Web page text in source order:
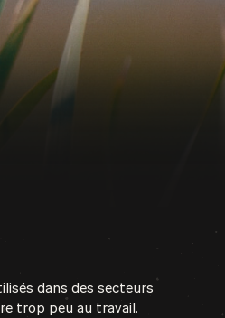
dans des secteurs
trop peu au travail.